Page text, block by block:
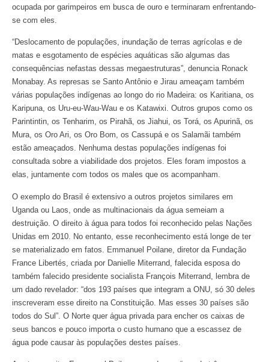
ocupada por garimpeiros em busca de ouro e terminaram enfrentando-
se com eles.
“Deslocamento de populações, inundação de terras agrícolas e de
matas e esgotamento de espécies aquáticas são algumas das
consequências nefastas dessas megaestruturas”, denuncia Ronack
Monabay. As represas se Santo Antônio e Jirau ameaçam também
várias populações indígenas ao longo do rio Madeira: os Karitiana, os
Karipuna, os Uru-eu-Wau-Wau e os Katawixi. Outros grupos como os
Parintintin, os Tenharim, os Pirahã, os Jiahui, os Torá, os Apurinã, os
Mura, os Oro Ari, os Oro Bom, os Cassupá e os Salamãi também
estão ameaçados. Nenhuma destas populações indígenas foi
consultada sobre a viabilidade dos projetos. Eles foram impostos a
elas, juntamente com todos os males que os acompanham.
O exemplo do Brasil é extensivo a outros projetos similares em
Uganda ou Laos, onde as multinacionais da água semeiam a
destruição. O direito à água para todos foi reconhecido pelas Nações
Unidas em 2010. No entanto, esse reconhecimento está longe de ter
se materializado em fatos. Emmanuel Poilane, diretor da Fundação
France Libertés, criada por Danielle Miterrand, falecida esposa do
também falecido presidente socialista François Miterrand, lembra de
um dado revelador: “dos 193 países que integram a ONU, só 30 deles
inscreveram esse direito na Constituição. Mas esses 30 países são
todos do Sul”. O Norte quer água privada para encher os caixas de
seus bancos e pouco importa o custo humano que a escassez de
água pode causar às populações destes países.